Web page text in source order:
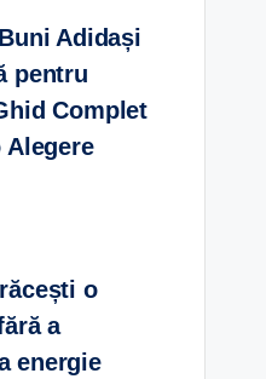
Adidași
pentru
Complet
Alegere
o
a
energie